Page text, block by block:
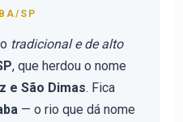
SP
tradicional e de alto
, que herdou o nome
e São Dimas. Fica
— o rio que dá nome